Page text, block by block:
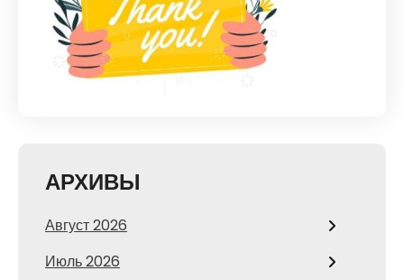
АРХИВЫ
Август 2026
Июль 2026